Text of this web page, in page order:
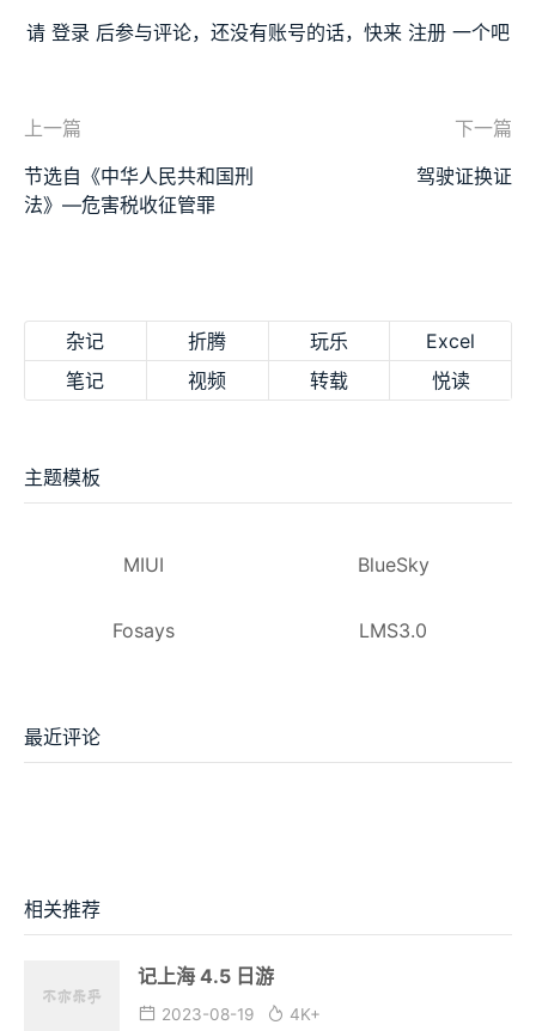
请 登录 后参与评论，还没有账号的话，快来 注册 一个吧
上一篇
节选自《中华人民共和国刑
法》—危害税收征管罪
下一篇
驾驶证换证
杂记 折腾 玩乐
Excel
笔记
视频 转载 悦读
主题模板
MIUI BlueSky
Fosays LMS3.0
最近评论
相关推荐
记上海 4.5 日游
2023-08-19 4K+